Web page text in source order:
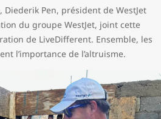
Pen, président de WestJet
du groupe WestJet, joint cette
de LiveDifferent. Ensemble, les
l’importance de l’altruisme.